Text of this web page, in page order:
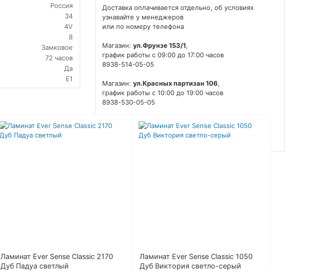
Доставка оплачивается отдельно, об условиях
узнавайте у менеджеров
или по номеру телефона
Магазин: ул.Фрунзе 153/1,
график работы с 09:00 до 17:00 часов
8938-514-05-05
Магазин: ул.Красных партизан 106,
график работы с 10:00 до 19:00 часов
8938-530-05-05
ул.Ивана Шкабуры 8,
график работы с 10:00 до 19:00 часов
8938-526-05-05
Россия
34
4V
8
Замковое
72 часов
Да
E1
Ламинат Ever Sense Classic 2170
Дуб Падуа светлый
Ламинат Ever Sense Classic 1050
Дуб Виктория светло-серый